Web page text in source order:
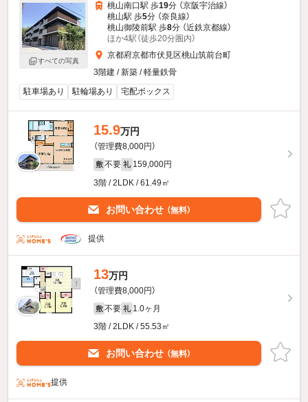
すべての写真
桃山南口駅 歩19分 （京阪宇治線）
桃山駅 歩5分 （奈良線）
桃山御陵前駅 歩8分 （近鉄京都線）
ほか4駅（徒歩20分圏内）
京都府京都市伏見区桃山筑前台町
3階建 / 新築 / 軽量鉄骨
駐車場あり
駐輪場あり 宅配ボックス
15.9万円
（管理費8,000円）
敷 不要 礼 159,000円
3階 / 2LDK / 61.49㎡
お問い合わせ （無料）
提供
13万円
（管理費8,000円）
敷 不要 礼 1.0ヶ月
3階 / 2LDK / 55.53㎡
お問い合わせ （無料）
提供